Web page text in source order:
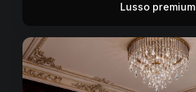
Lusso premium